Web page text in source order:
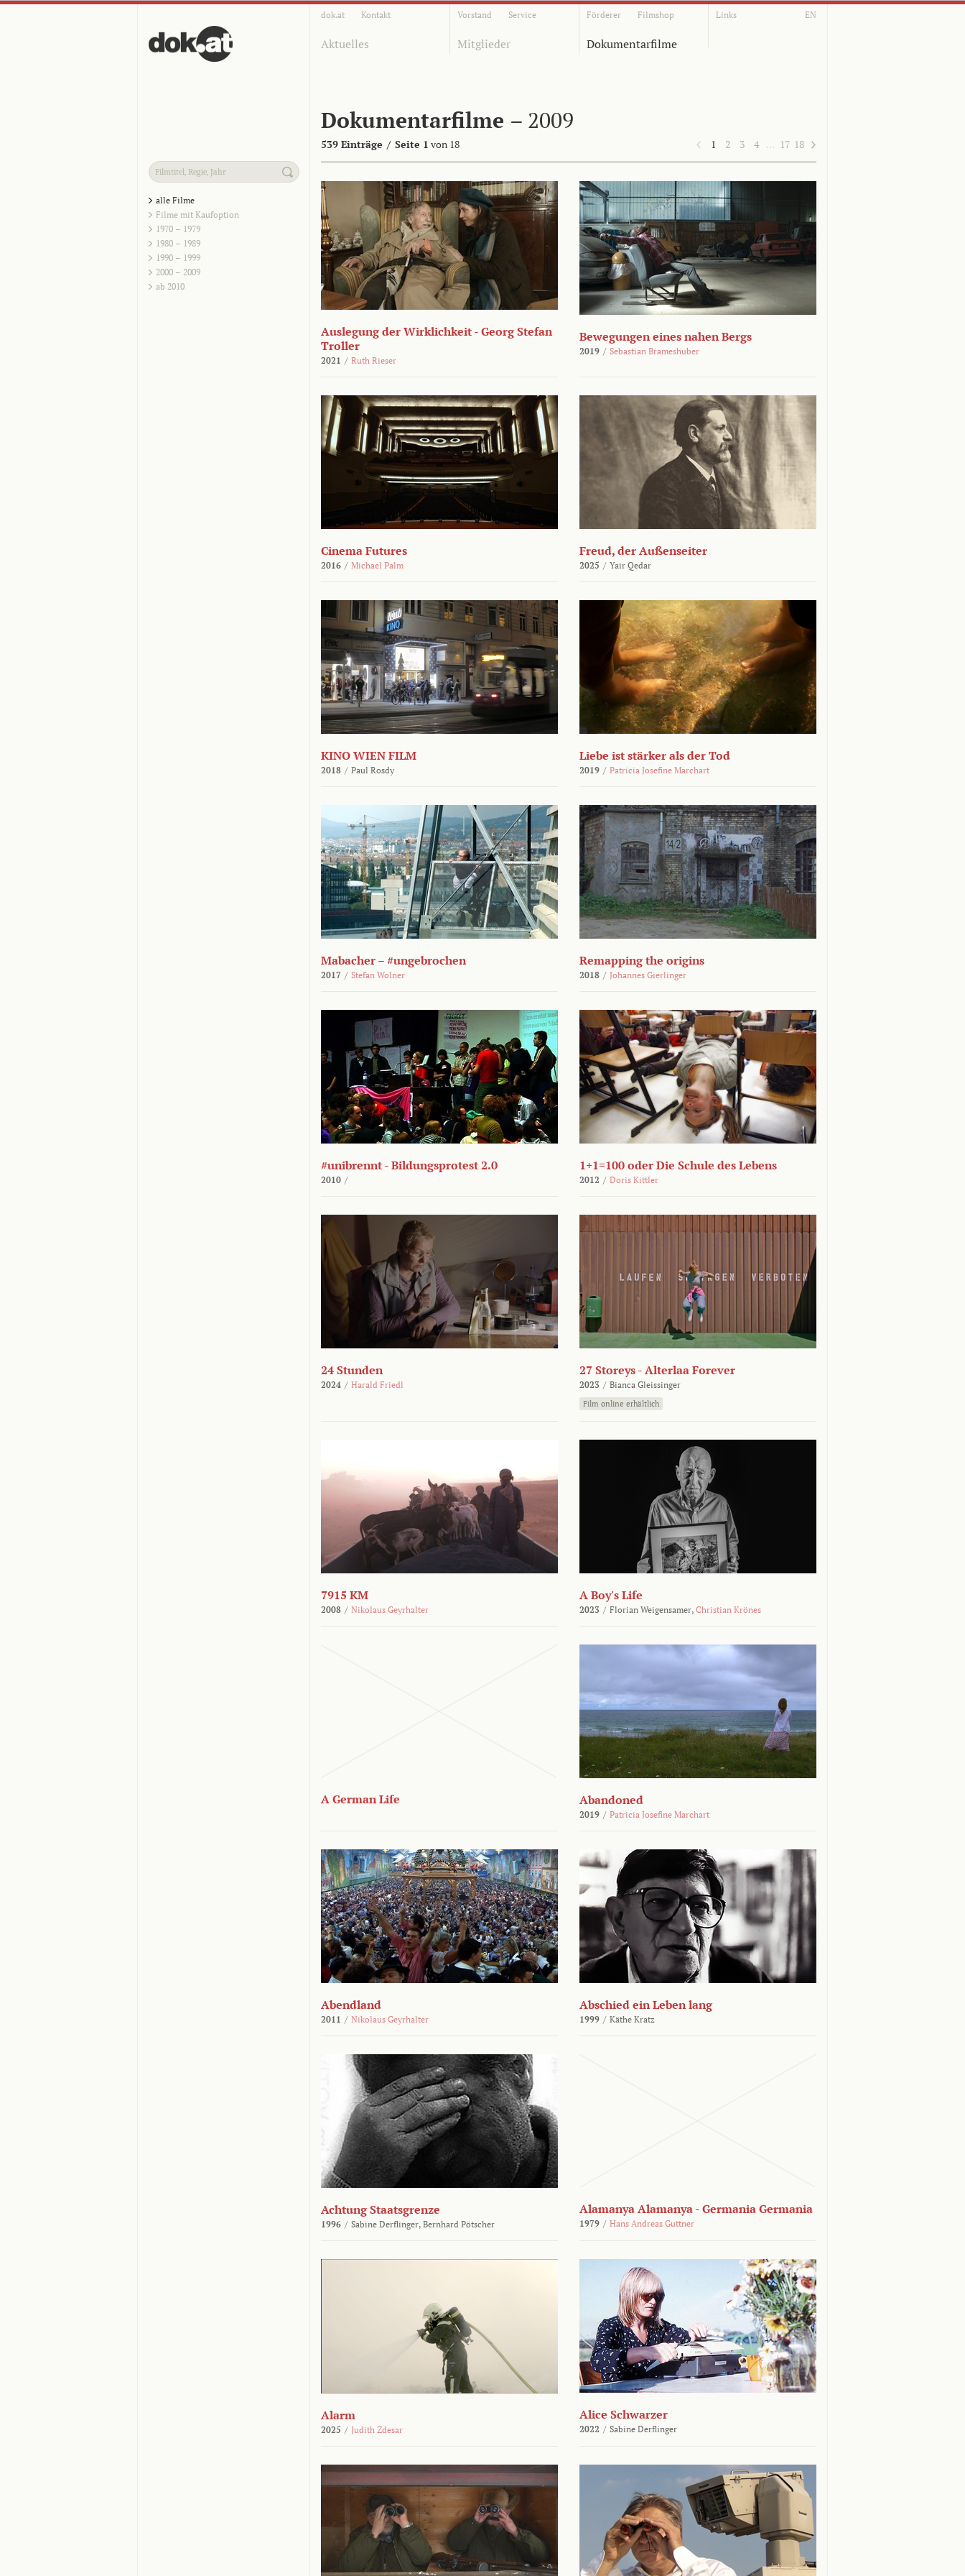
dok.at Kontakt Vorstand Service Förderer Filmshop Links EN
Aktuelles Mitglieder Dokumentarfilme
Dokumentarfilme – 2009
539 Einträge / Seite 1 von 18 1 2 3 4 … 17 18
alle Filme
Filme mit Kaufoption
1970 – 1979
1980 – 1989
1990 – 1999
2000 – 2009
ab 2010
Auslegung der Wirklichkeit - Georg Stefan
Troller
2021 / Ruth Rieser
Bewegungen eines nahen Bergs
2019 / Sebastian Brameshuber
Cinema Futures
2016 / Michael Palm
Freud, der Außenseiter
2025 / Yair Qedar
KINO WIEN FILM
2018 / Paul Rosdy
Liebe ist stärker als der Tod
2019 / Patricia Josefine Marchart
Mabacher – #ungebrochen
2017 / Stefan Wolner
Remapping the origins
2018 / Johannes Gierlinger
#unibrennt - Bildungsprotest 2.0
2010 /
1+1=100 oder Die Schule des Lebens
2012 / Doris Kittler
24 Stunden
2024 / Harald Friedl
27 Storeys - Alterlaa Forever
2023 / Bianca Gleissinger
Film online erhältlich
7915 KM
2008 / Nikolaus Geyrhalter
A Boy's Life
2023 / Florian Weigensamer, Christian Krönes
A German Life Abandoned
2019 / Patricia Josefine Marchart
Abendland
2011 / Nikolaus Geyrhalter
Abschied ein Leben lang
1999 / Käthe Kratz
Achtung Staatsgrenze
1996 / Sabine Derflinger, Bernhard Pötscher
Alamanya Alamanya - Germania Germania
1979 / Hans Andreas Guttner
Alarm
2025 / Judith Zdesar
Alice Schwarzer
2022 / Sabine Derflinger